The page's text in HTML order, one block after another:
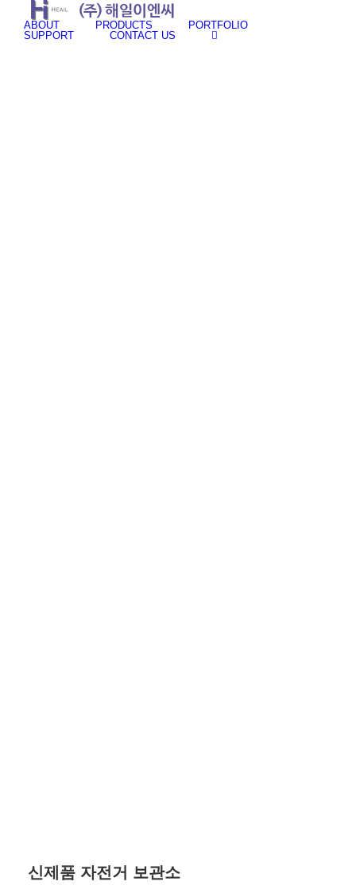
content
ABOUT PRODUCTS
PORTFOLIO
SUPPORT
CONTACT US
신제품 자전거 보관소